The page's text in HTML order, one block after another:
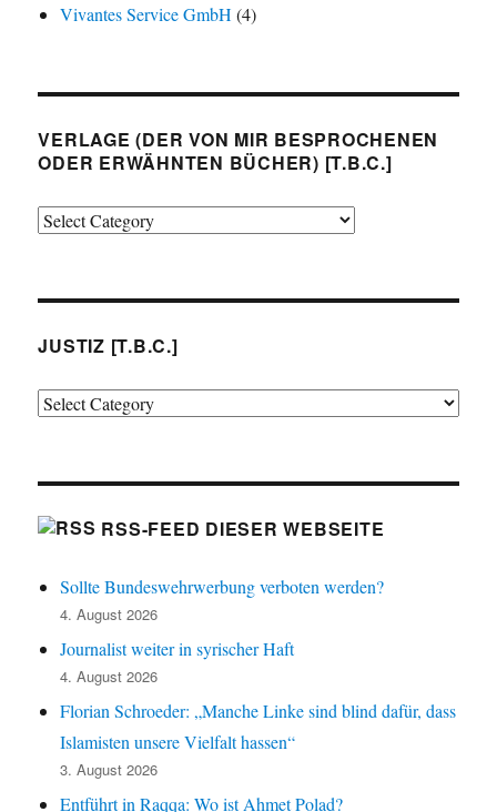
Vivantes Service GmbH (4)
VERLAGE (DER VON MIR BESPROCHENEN
ODER ERWÄHNTEN BÜCHER) [T.B.C.]
Verlage
besprochenen
erwähnten
JUSTIZ [T.B.C.]
Justiz
RSS-FEED DIESER WEBSEITE
Sollte Bundeswehrwerbung verboten werden?
4. August 2026
Journalist weiter in syrischer Haft
4. August 2026
Florian Schroeder: „Manche Linke sind blind dafür, dass
Islamisten unsere Vielfalt hassen“
3. August 2026
Entführt in Raqqa: Wo ist Ahmet Polad?